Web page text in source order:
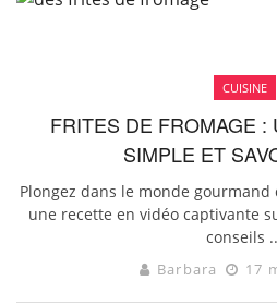
CUISINE
FRITES DE FROMAGE :
SIMPLE ET
Plongez dans le monde
une recette en vidéo captivante
conseils
Barbara 17